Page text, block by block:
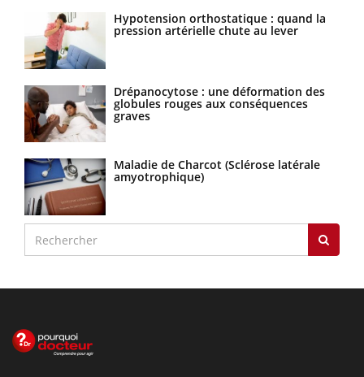
Hypotension orthostatique : quand la
pression artérielle chute au lever
Drépanocytose : une déformation des
globules rouges aux conséquences
graves
Maladie de Charcot (Sclérose latérale
amyotrophique)